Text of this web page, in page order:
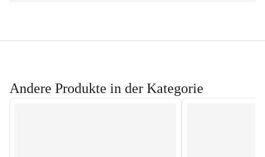
Andere Produkte in der Kategorie